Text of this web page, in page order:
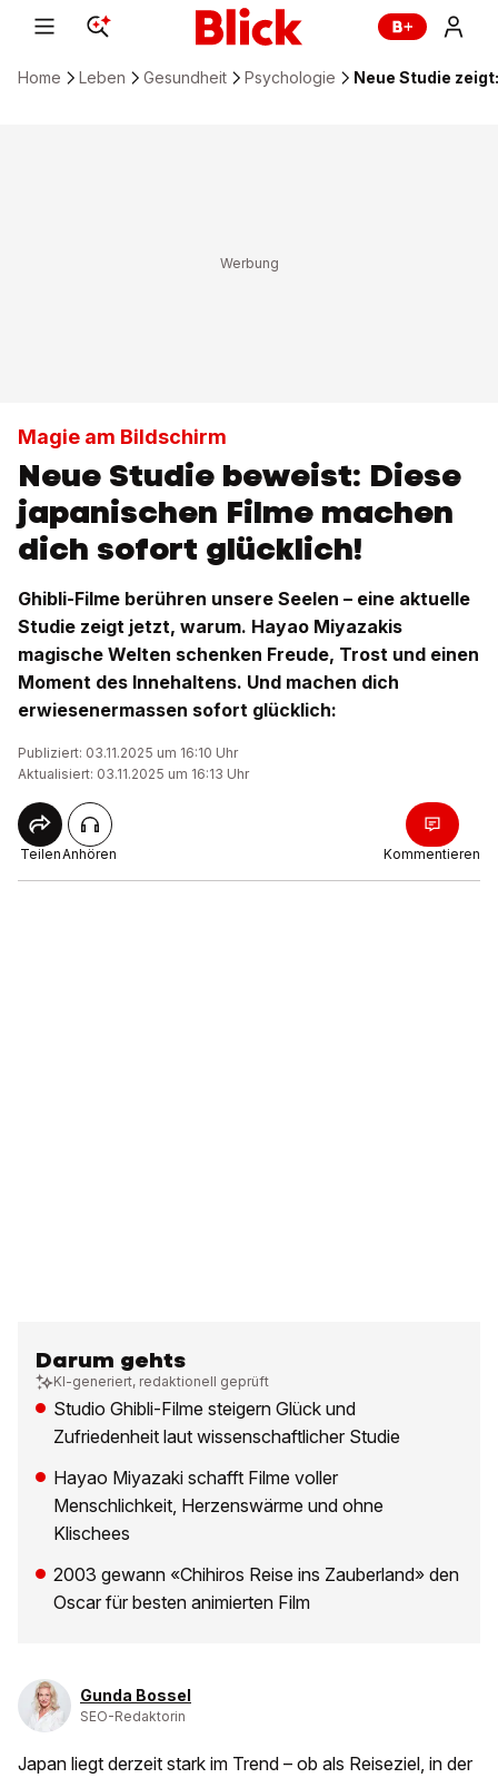
Home Leben Gesundheit Psychologie Neue Studie
Magie am Bildschirm
Neue Studie beweist: Diese
japanischen Filme machen
dich sofort glücklich!
Ghibli-Filme berühren unsere Seelen – eine aktuelle
Studie zeigt jetzt, warum. Hayao Miyazakis
magische Welten schenken Freude, Trost und einen
Moment des Innehaltens. Und machen dich
erwiesenermassen sofort glücklich:
Publiziert: 03.11.2025 um 16:10 Uhr
Aktualisiert: 03.11.2025 um 16:13 Uhr
TeilenAnhören Kommentieren
Darum gehts
KI-generiert, redaktionell geprüft
Studio Ghibli-Filme steigern Glück und
Zufriedenheit laut wissenschaftlicher Studie
Hayao Miyazaki schafft Filme voller
Menschlichkeit, Herzenswärme und ohne
Klischees
2003 gewann «Chihiros Reise ins Zauberland» den
Oscar für besten animierten Film
Gunda Bossel
SEO-Redaktorin
Japan liegt derzeit stark im Trend – ob als Reiseziel, in der